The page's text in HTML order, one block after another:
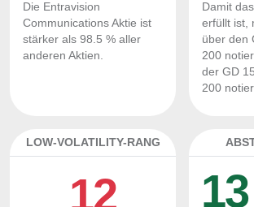
Die Entravision
Communications Aktie ist
stärker als 98.5 % aller
anderen Aktien.
Damit
erfüllt ist,
über den
200
der GD
200
LOW-VOLATILITY-RANG
12